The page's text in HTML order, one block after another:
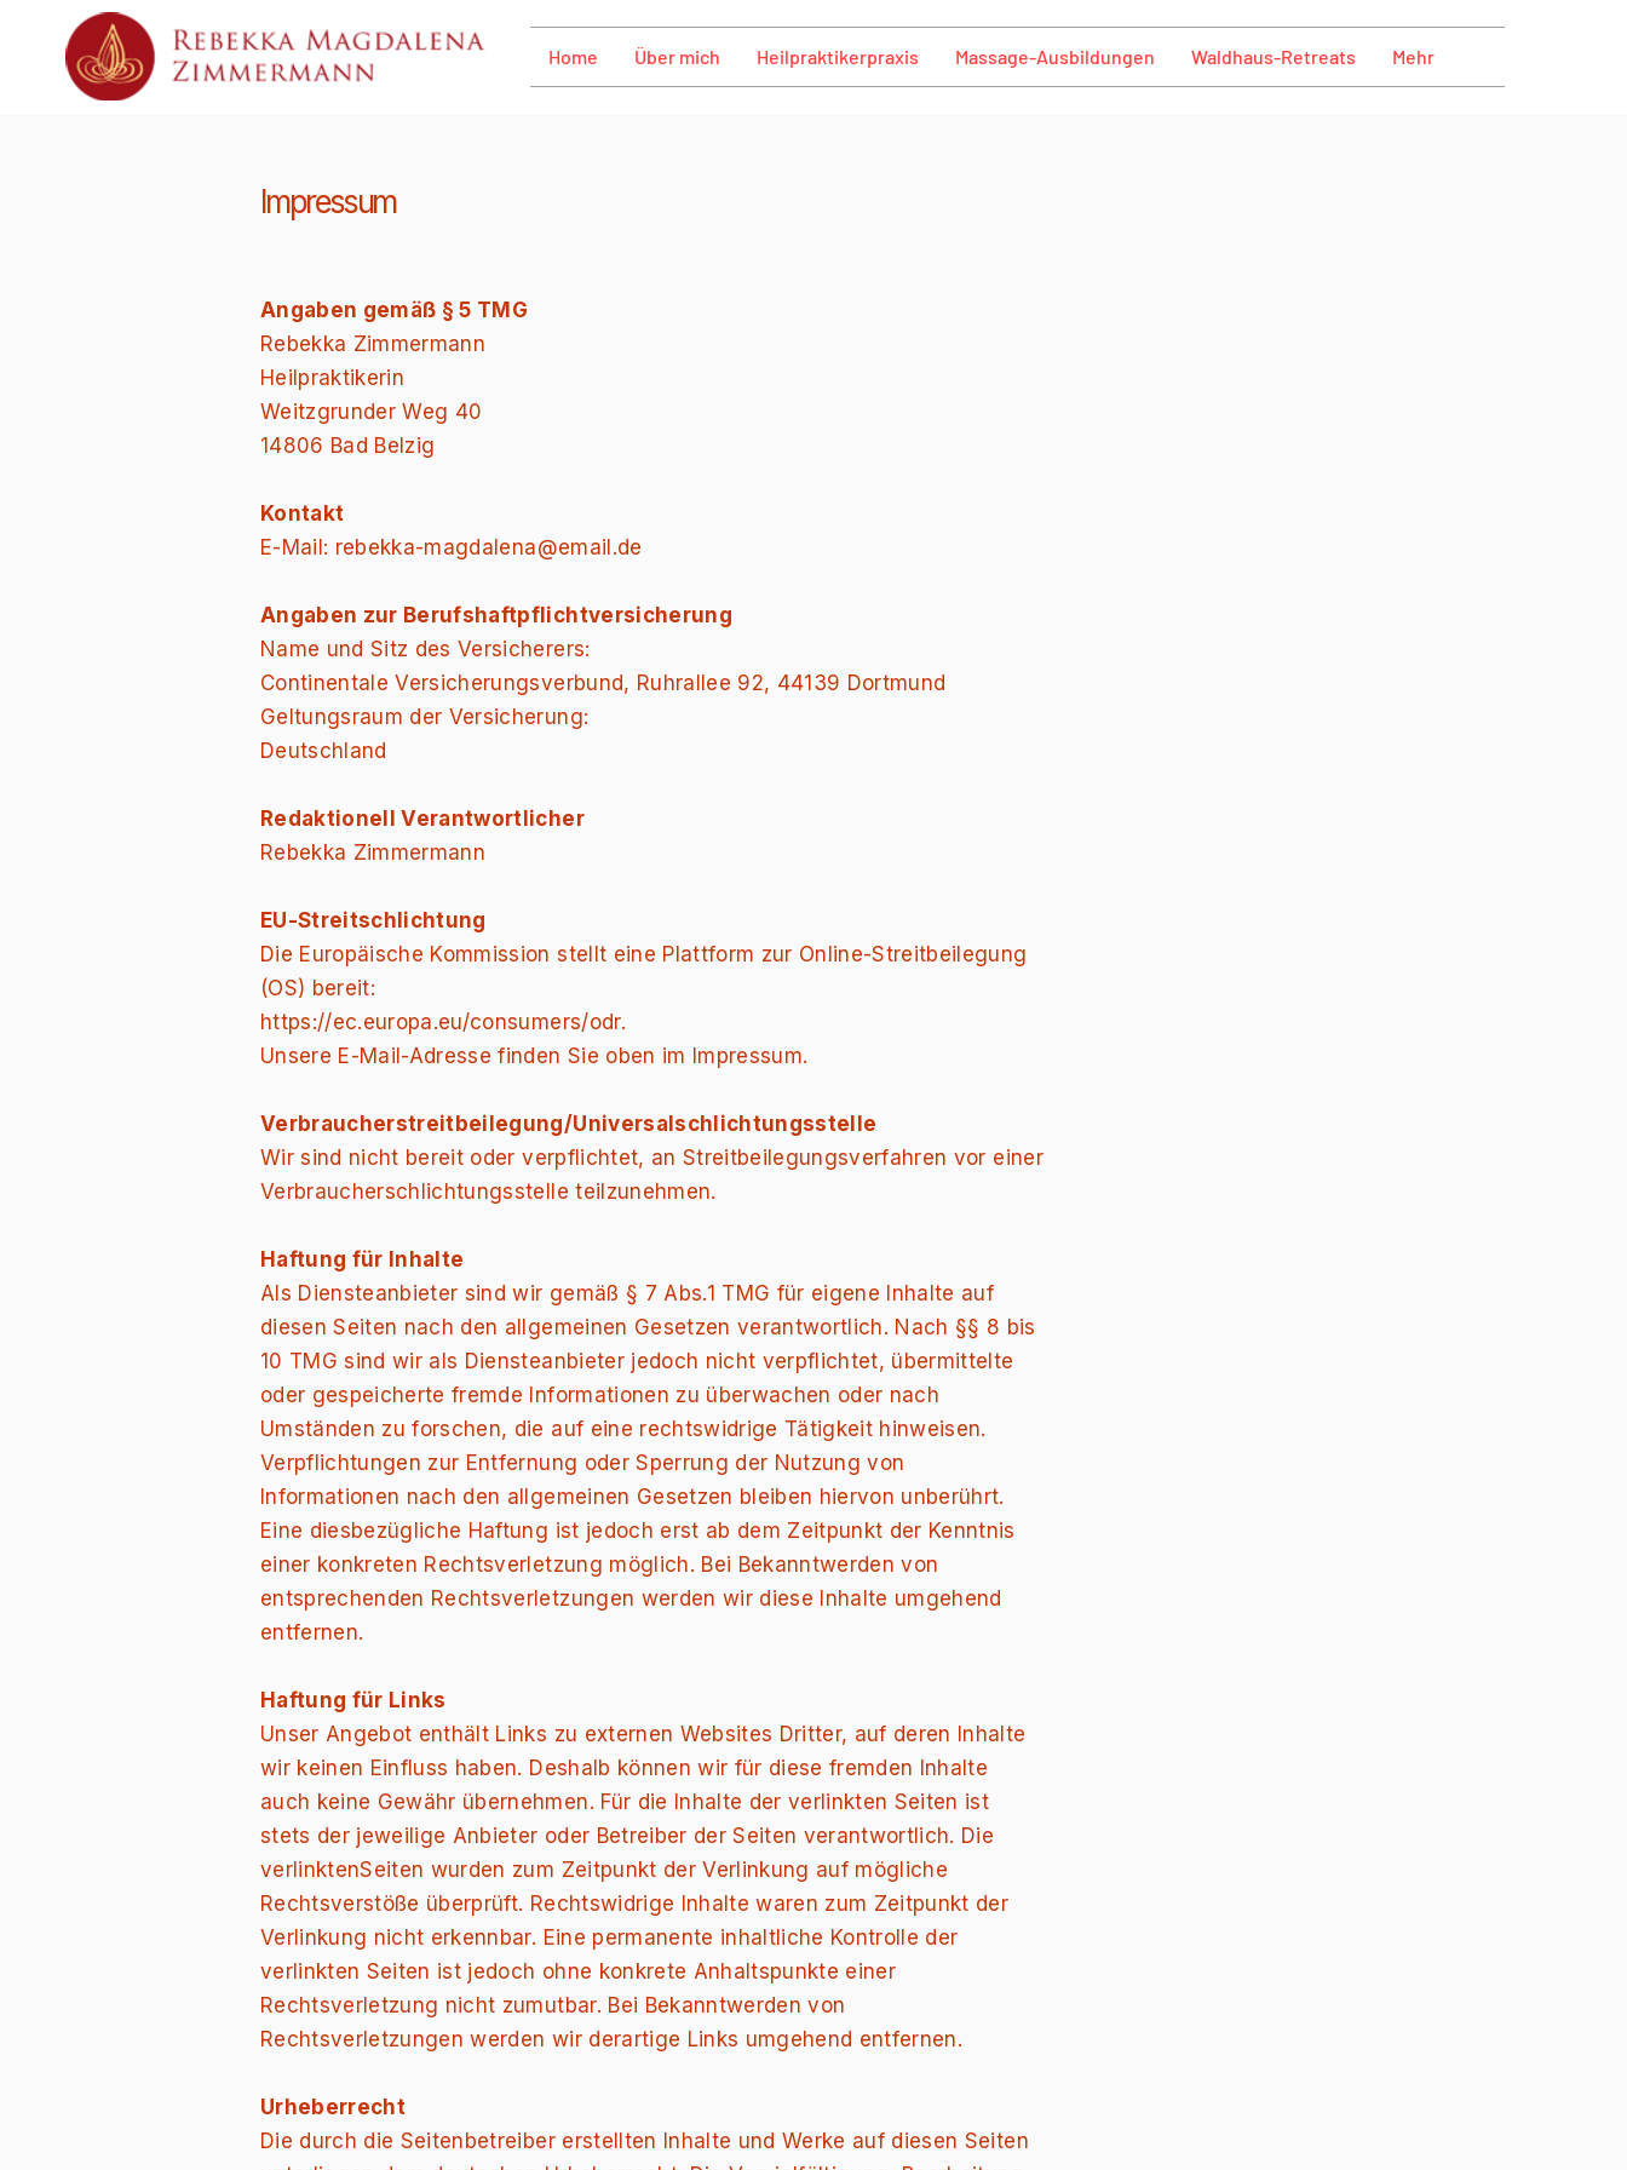
Home Über mich Heilpraktikerpraxis Massage-Ausbildungen Waldhaus-Retreats Mehr
Impressum
Angaben gemäß § 5 TMG
Rebekka Zimmermann
Heilpraktikerin
Weitzgrunder Weg 40
14806 Bad Belzig
Kontakt
E-Mail: rebekka-magdalena@email.de
Angaben zur Berufshaftpflichtversicherung
Name und Sitz des Versicherers:
Continentale Versicherungsverbund, Ruhrallee 92, 44139 Dortmund
Geltungsraum der Versicherung:
Deutschland
Redaktionell Verantwortlicher
Rebekka Zimmermann
EU-Streitschlichtung
Die Europäische Kommission stellt eine Plattform zur Online-Streitbeilegung
(OS) bereit:
https://ec.europa.eu/consumers/odr.
Unsere E-Mail-Adresse finden Sie oben im Impressum.
Verbraucherstreitbeilegung/Universalschlichtungsstelle
Wir sind nicht bereit oder verpflichtet, an Streitbeilegungsverfahren vor einer
Verbraucherschlichtungsstelle teilzunehmen.
Haftung für Inhalte
Als Diensteanbieter sind wir gemäß § 7 Abs.1 TMG für eigene Inhalte auf
diesen Seiten nach den allgemeinen Gesetzen verantwortlich. Nach §§ 8 bis
10 TMG sind wir als Diensteanbieter jedoch nicht verpflichtet, übermittelte
oder gespeicherte fremde Informationen zu überwachen oder nach
Umständen zu forschen, die auf eine rechtswidrige Tätigkeit hinweisen.
Verpflichtungen zur Entfernung oder Sperrung der Nutzung von
Informationen nach den allgemeinen Gesetzen bleiben hiervon unberührt.
Eine diesbezügliche Haftung ist jedoch erst ab dem Zeitpunkt der Kenntnis
einer konkreten Rechtsverletzung möglich. Bei Bekanntwerden von
entsprechenden Rechtsverletzungen werden wir diese Inhalte umgehend
entfernen.
Haftung für Links
Unser Angebot enthält Links zu externen Websites Dritter, auf deren Inhalte
wir keinen Einfluss haben. Deshalb können wir für diese fremden Inhalte
auch keine Gewähr übernehmen. Für die Inhalte der verlinkten Seiten ist
stets der jeweilige Anbieter oder Betreiber der Seiten verantwortlich. Die
verlinktenSeiten wurden zum Zeitpunkt der Verlinkung auf mögliche
Rechtsverstöße überprüft. Rechtswidrige Inhalte waren zum Zeitpunkt der
Verlinkung nicht erkennbar. Eine permanente inhaltliche Kontrolle der
verlinkten Seiten ist jedoch ohne konkrete Anhaltspunkte einer
Rechtsverletzung nicht zumutbar. Bei Bekanntwerden von
Rechtsverletzungen werden wir derartige Links umgehend entfernen.
Urheberrecht
Die durch die Seitenbetreiber erstellten Inhalte und Werke auf diesen Seiten